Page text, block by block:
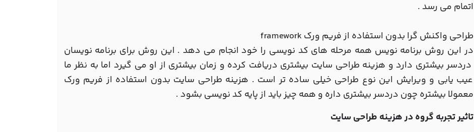
اتمام می رسد .
طراحی واکنش گرا بدون استفاده از فریم ورک framework
در این روش برنامه نویس همه مرحله های کد نویسی را خود انجام می دهد . این روش برای برنامه نویسان
دردسر بیشتری دارد و هزینه طراحی سایت بیشتری دریافت کرده و زمان بیشتری از او می گیرد اما به نظر ما
عیب یابی و ویرایش این نوع طراحی خیلی ساده تر است . هزینه طراحی سایت بدون استفاده از فریم ورک
معمولا بیشتره چون دردسر بیشتری داره و همه چیز باید از پایه کد نویسی بشود .
تاثیر تجربه گروه در هزینه طراحی سایت